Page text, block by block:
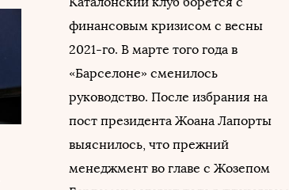
финансовым кризисом с весны
2021-го. В марте того года в
«Барселоне» сменилось
руководство. После избрания на
пост президента Жоана Лапорты
выяснилось, что прежний
менеджмент во главе с Жозепом